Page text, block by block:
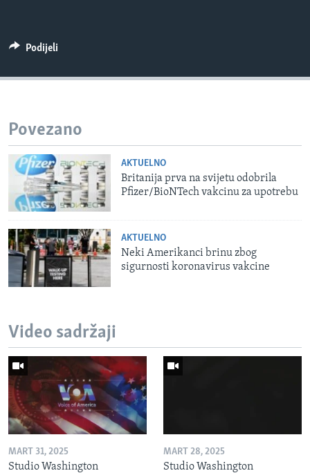
Podijeli
Povezano
AKTUELNO
Britanija prva na svijetu odobrila
Pfizer/BioNTech vakcinu za upotrebu
AKTUELNO
Neki Amerikanci brinu zbog
sigurnosti koronavirus vakcine
Video sadržaji
MART 31, 2025
Studio Washington
MART 28, 2025
Studio Washington